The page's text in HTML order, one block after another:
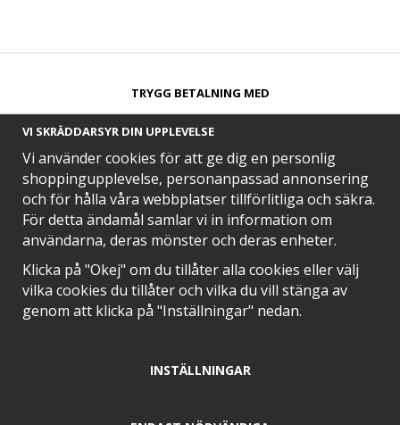
TRYGG BETALNING MED​
SNABB LEVERANS MED
VI SKRÄDDARSYR DIN UPPLEVELSE
Vi använder cookies för att ge dig en personlig
shoppingupplevelse, personanpassad annonsering
och för hålla våra webbplatser tillförlitliga och säkra.
För detta ändamål samlar vi in information om
användarna, deras mönster och deras enheter.
Klicka på "Okej" om du tillåter alla cookies eller välj
vilka cookies du tillåter och vilka du vill stänga av
genom att klicka på "Inställningar" nedan.
INSTÄLLNINGAR